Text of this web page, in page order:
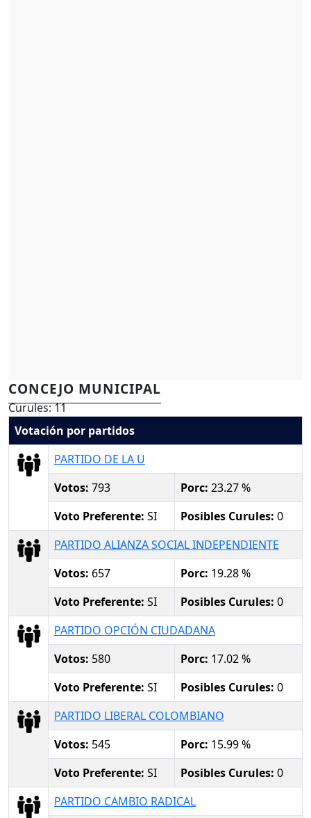
CONCEJO MUNICIPAL
Curules: 11
Votación por partidos
PARTIDO DE LA U
Votos: 793 Porc: 23.27 %
Voto Preferente: SI Posibles Curules: 0
PARTIDO ALIANZA SOCIAL INDEPENDIENTE
Votos: 657 Porc: 19.28 %
Voto Preferente: SI Posibles Curules: 0
PARTIDO OPCIÓN CIUDADANA
Votos: 580 Porc: 17.02 %
Voto Preferente: SI Posibles Curules: 0
PARTIDO LIBERAL COLOMBIANO
Votos: 545 Porc: 15.99 %
Voto Preferente: SI Posibles Curules: 0
PARTIDO CAMBIO RADICAL